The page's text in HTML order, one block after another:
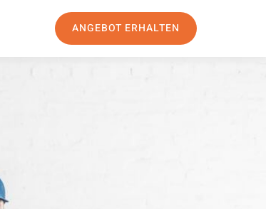
ANGEBOT ERHALTEN